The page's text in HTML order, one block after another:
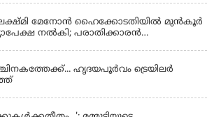
ലക്ഷ്മി മേനോൻ ഹൈക്കോടതിയിൽ മുൻ‌കൂർ
നൽകി; പരാതിക്കാരൻ
ഹൃദയപൂര്‍വം ട്രെയിലര്‍